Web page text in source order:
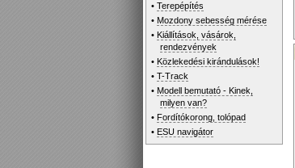
•Terepépítés
• Mozdony sebesség mérése
• Kiállítások, vásárok,
rendezvények
• Közlekedési kirándulások!
•T-Track
• Modell bemutató - Kinek,
milyen van?
• Fordítókorong, tolópad
• ESU navigátor